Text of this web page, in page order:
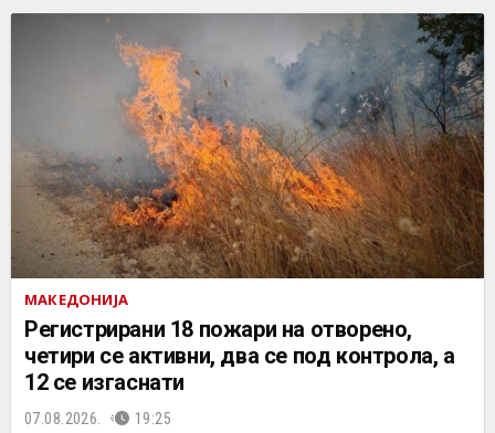
МАКЕДОНИЈА
Регистрирани 18 пожари на отворено,
четири се активни, два се под контрола, а
12 се изгаснати
07.08.2026. 19:25